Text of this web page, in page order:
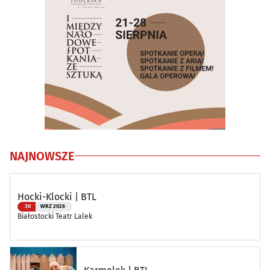
NAJNOWSZE
Hocki-Klocki | BTL
30 WRZ 2026
Białostocki Teatr Lalek